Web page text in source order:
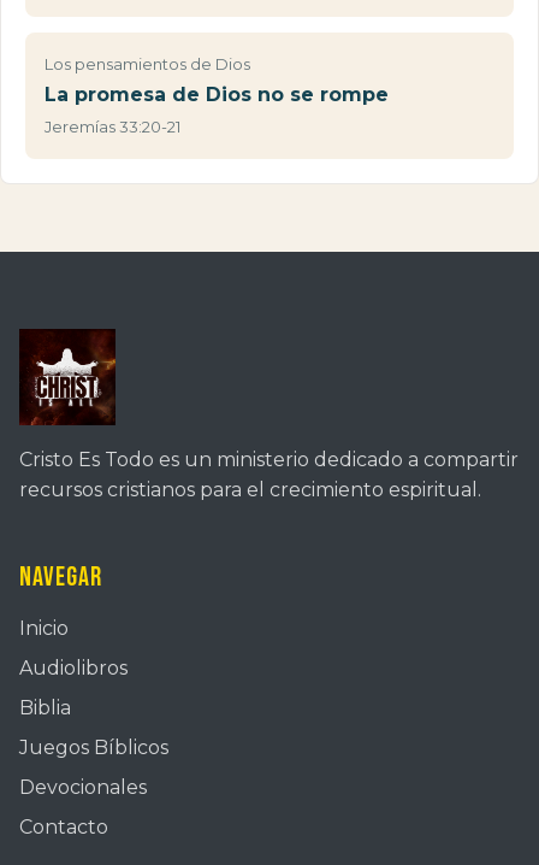
Los pensamientos de Dios
La promesa de Dios no se rompe
Jeremías 33:20-21
Cristo Es Todo es un ministerio dedicado a compartir
recursos cristianos para el crecimiento espiritual.
Navegar
Inicio
Audiolibros
Biblia
Juegos Bíblicos
Devocionales
Contacto